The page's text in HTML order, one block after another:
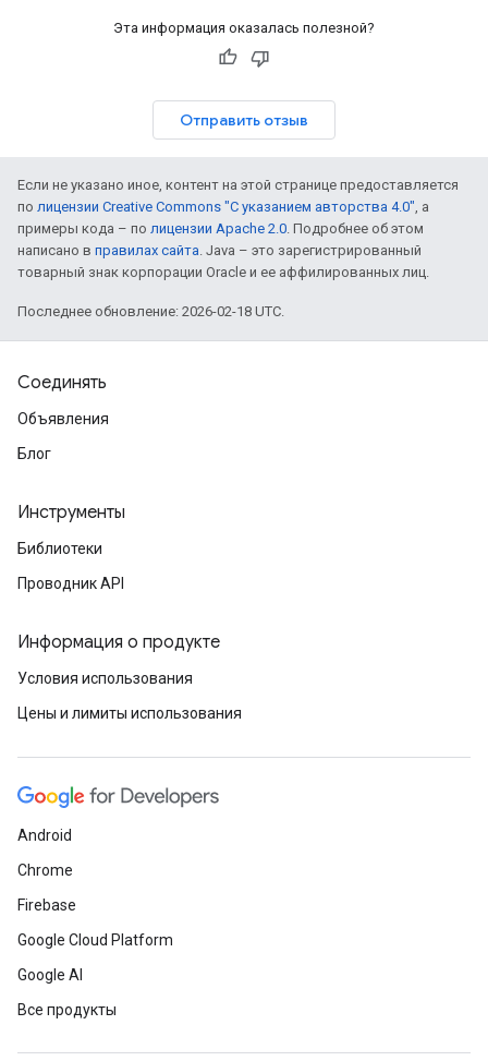
Эта информация оказалась полезной?
Отправить отзыв
Если не указано иное, контент на этой странице предоставляется
по лицензии Creative Commons "С указанием авторства 4.0", а
примеры кода – по лицензии Apache 2.0. Подробнее об этом
написано в правилах сайта. Java – это зарегистрированный
товарный знак корпорации Oracle и ее аффилированных лиц.
Последнее обновление: 2026-02-18 UTC.
Соединять
Объявления
Блог
Инструменты
Библиотеки
Проводник API
Информация о продукте
Условия использования
Цены и лимиты использования
Android
Chrome
Firebase
Google Cloud Platform
Google AI
Все продукты